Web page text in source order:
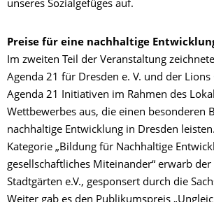
unseres Sozialgefüges auf.
Preise für eine nachhaltige
Im zweiten Teil der Veranstaltung
Agenda 21 für Dresden e. V. und der Lions
Agenda 21 Initiativen im Rahmen des
Wettbewerbes aus, die einen besonderen
nachhaltige Entwicklung in Dresden
Kategorie „Bildung für Nachhaltige
gesellschaftliches Miteinander“ erwarb der
Stadtgärten e.V., gesponsert durch die